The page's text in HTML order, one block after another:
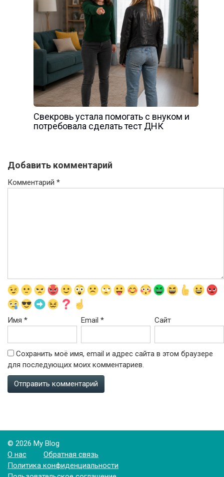
Свекровь устала помогать с внуком и
потребовала сделать тест ДНК
Добавить комментарий
Комментарий *
Имя * Email* Сайт
Сохранить моё имя, email и адрес сайта в этом браузере
для последующих моих комментариев.
© 2026 My Blog
О нас
Обратная связь
Политика конфиденциальности